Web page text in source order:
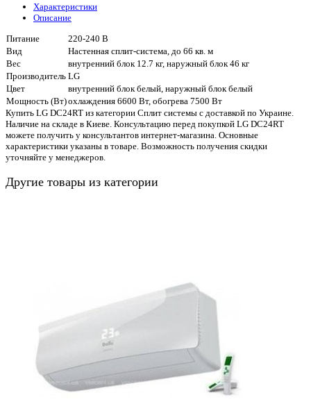
Характеристики
Описание
Питание
220-240 В
Вид
Настенная сплит-система, до 66 кв. м
Вес
внутренний блок 12.7 кг, наружный блок 46 кг
Производитель LG
Цвет
внутренний блок белый, наружный блок белый
Мощность (Вт)охлаждения 6600 Вт, обогрева 7500 Вт
Купить LG DC24RT из категории Сплит системы с доставкой по Украине.
Наличие на складе в Киеве. Консультацию перед покупкой LG DC24RT
можете получить у консультантов интернет-магазина. Основные
характеристики указаны в товаре. Возможность получения скидки
уточняйте у менеджеров.
Другие товары из категории